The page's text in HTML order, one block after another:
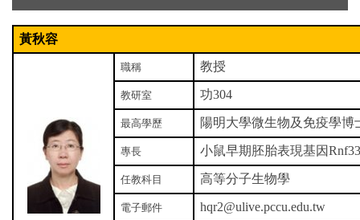
黃秋容
職稱 教授
教研室 功304
最高學歷 陽明大學微生物及免疫學博
專長 小鼠早期胚胎表現基因
任教科目 高等分子生物學
電子郵件 hqr2@ulive.pccu.edu.tw